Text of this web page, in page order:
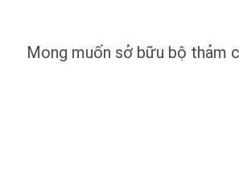
Mong muốn sở bữu bộ thảm